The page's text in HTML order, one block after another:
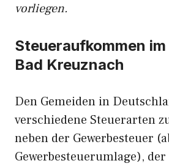
vorliegen.
Steueraufkommen
Bad Kreuznach
Den Gemeiden in
verschiedene Steuerarten
neben der Gewerbesteuer
Gewerbesteuerumlage),